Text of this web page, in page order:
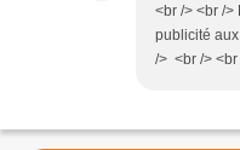
<br /> <br />
publicité
/> <br /> <br